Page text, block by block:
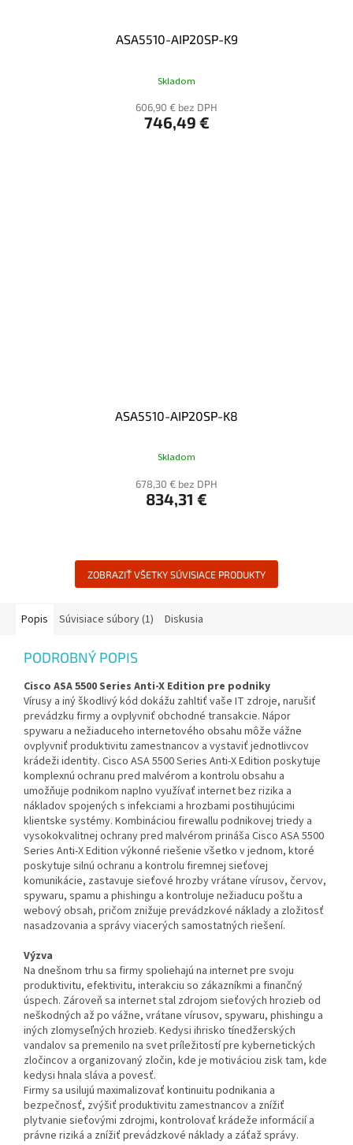
ASA5510-AIP20SP-K9
Skladom
606,90 € bez DPH
746,49 €
ASA5510-AIP20SP-K8
Skladom
678,30 € bez DPH
834,31 €
ZOBRAZIŤ VŠETKY SÚVISIACE PRODUKTY
Popis Súvisiace súbory (1) Diskusia
PODROBNÝ POPIS
Cisco ASA 5500 Series Anti-X Edition pre podniky
Vírusy a iný škodlivý kód dokážu zahltiť vaše IT zdroje, narušiť
prevádzku firmy a ovplyvniť obchodné transakcie. Nápor
spywaru a nežiaduceho internetového obsahu môže vážne
ovplyvniť produktivitu zamestnancov a vystaviť jednotlivcov
krádeži identity. Cisco ASA 5500 Series Anti-X Edition poskytuje
komplexnú ochranu pred malvérom a kontrolu obsahu a
umožňuje podnikom naplno využívať internet bez rizika a
nákladov spojených s infekciami a hrozbami postihujúcimi
klientske systémy. Kombináciou firewallu podnikovej triedy a
vysokokvalitnej ochrany pred malvérom prináša Cisco ASA 5500
Series Anti-X Edition výkonné riešenie všetko v jednom, ktoré
poskytuje silnú ochranu a kontrolu firemnej sieťovej
komunikácie, zastavuje sieťové hrozby vrátane vírusov, červov,
spywaru, spamu a phishingu a kontroluje nežiaducu poštu a
webový obsah, pričom znižuje prevádzkové náklady a zložitosť
nasadzovania a správy viacerých samostatných riešení.
Výzva
Na dnešnom trhu sa firmy spoliehajú na internet pre svoju
produktivitu, efektivitu, interakciu so zákazníkmi a finančný
úspech. Zároveň sa internet stal zdrojom sieťových hrozieb od
neškodných až po vážne, vrátane vírusov, spywaru, phishingu a
iných zlomyseľných hrozieb. Kedysi ihrisko tínedžerských
vandalov sa premenilo na svet príležitostí pre kybernetických
zločincov a organizovaný zločin, kde je motiváciou zisk tam, kde
kedysi hnala sláva a povesť.
Firmy sa usilujú maximalizovať kontinuitu podnikania a
bezpečnosť, zvýšiť produktivitu zamestnancov a znížiť
plytvanie sieťovými zdrojmi, kontrolovať krádeže informácií a
právne riziká a znížiť prevádzkové náklady a záťaž správy.